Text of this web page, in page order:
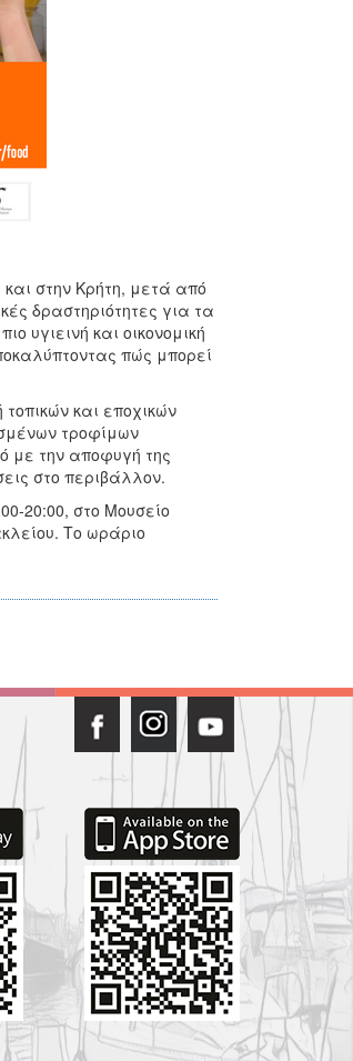
και στην Κρήτη, μετά από
δραστηριότητες για τα
υγιεινή και οικονομική
πώς μπορεί
και εποχικών
τροφίμων
με την αποφυγή της
στο περιβάλλον.
20:00, στο Μουσείο
Το ωράριο